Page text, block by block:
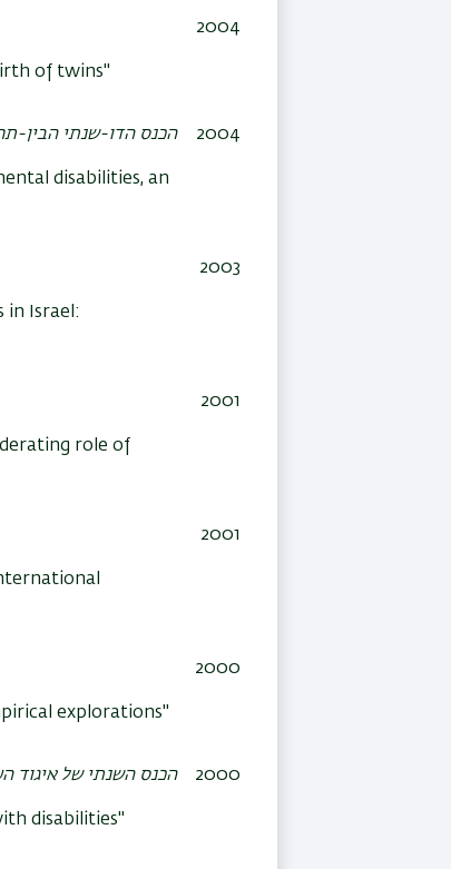
of twins"
2004
הכנס הדו-שנתי הבין-
disabilities, an
2004
in Israel:
2003
role of
2001
2001
explorations"
2000
הכנס השנתי של איגוד
disabilities"
2000